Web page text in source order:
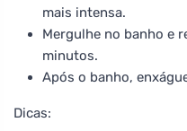
mais intensa.
Mergulhe no banho e
minutos.
Após o banho,
Dicas: